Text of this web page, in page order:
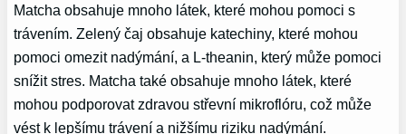
Matcha obsahuje mnoho látek, které mohou pomoci s
trávením. Zelený čaj obsahuje katechiny, které mohou
pomoci omezit nadýmání, a L-theanin, který může pomoci
snížit stres. Matcha také obsahuje mnoho látek, které
mohou podporovat zdravou střevní mikroflóru, což může
vést k lepšímu trávení a nižšímu riziku nadýmání.